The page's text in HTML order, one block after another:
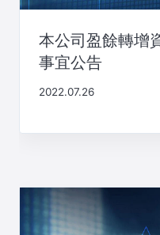
本公司盈餘轉增
事宜公告
2022.07.26